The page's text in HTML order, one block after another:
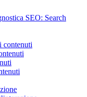
SEO: Search
contenuti